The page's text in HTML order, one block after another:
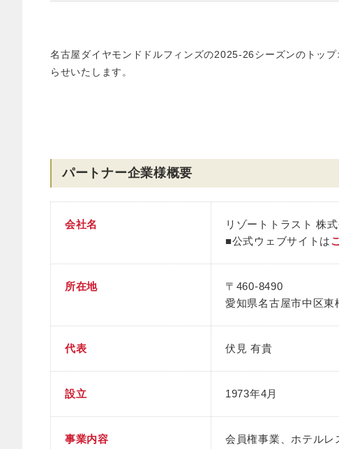
名古屋ダイヤモンドドルフィンズの2025-26シーズンのトッ
らせいたします。
パートナー企業様概要
会社名
リゾートトラスト 株
■公式ウェブサイトは
所在地
〒460-8490
愛知県名古屋市中区東
代表 伏見 有貴
設立 1973年4月
事業内容 会員権事業、ホテルレ